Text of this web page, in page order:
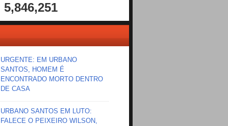
5,846,251
URGENTE: EM URBANO
SANTOS, HOMEM É
ENCONTRADO MORTO DENTRO
DE CASA
URBANO SANTOS EM LUTO:
FALECE O PEIXEIRO WILSON,